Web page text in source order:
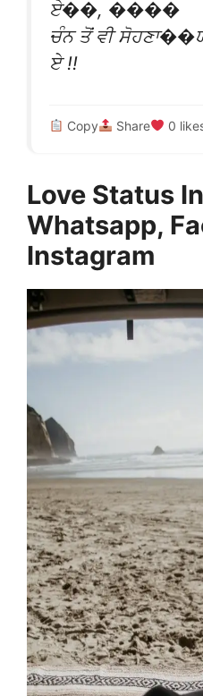
ਏ��, ����
ਚੰਨ ਤੋਂ ਵੀ
ਏ !!
Copy Share 0
Love Status
Whatsapp,
Instagram